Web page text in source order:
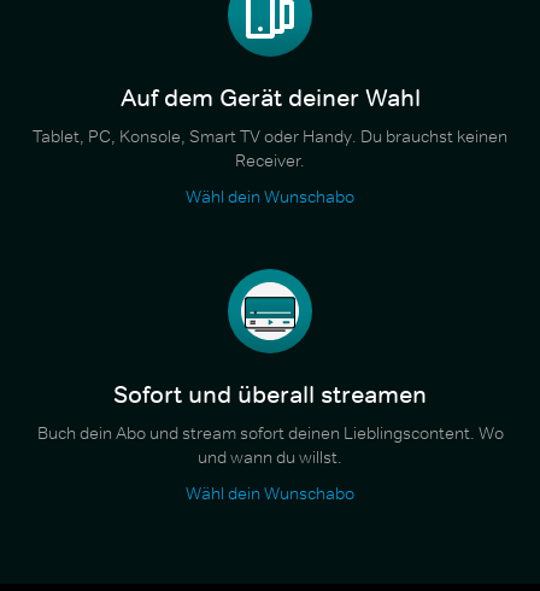
Auf dem Gerät deiner Wahl
Tablet, PC, Konsole, Smart TV oder Handy. Du brauchst keinen
Receiver.
Wähl dein Wunschabo
Sofort und überall streamen
Buch dein Abo und stream sofort deinen Lieblingscontent. Wo
und wann du willst.
Wähl dein Wunschabo